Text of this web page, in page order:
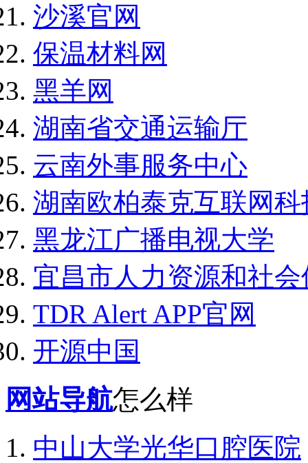
沙溪官网
保温材料网
黑羊网
湖南省交通运输厅
云南外事服务中心
湖南欧柏泰克互联网
黑龙江广播电视大学
宜昌市人力资源和社
TDR Alert APP官网
开源中国
网站导航怎么样
中山大学光华口腔医院